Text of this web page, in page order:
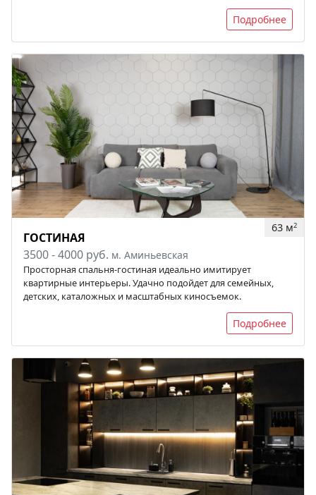
Подробнее
63 м2
ГОСТИНАЯ
3500 - 4000 руб. м. Аминьевская
Просторная спальня-гостиная идеально имитирует
квартирные интерьеры. Удачно подойдет для семейных,
детских, каталожных и масштабных киносъемок.
Подробнее